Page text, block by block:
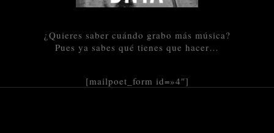
¿Quieres saber cuándo grabo más música?
Pues ya sabes qué tienes que hacer…
[mailpoet_form id=»4″]